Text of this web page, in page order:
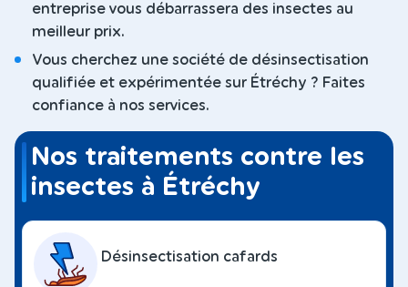
entreprise vous débarrassera des insectes au
meilleur prix.
Vous cherchez une société de désinsectisation
qualifiée et expérimentée sur Étréchy ? Faites
confiance à nos services.
Nos traitements contre les
insectes à Étréchy
Désinsectisation cafards